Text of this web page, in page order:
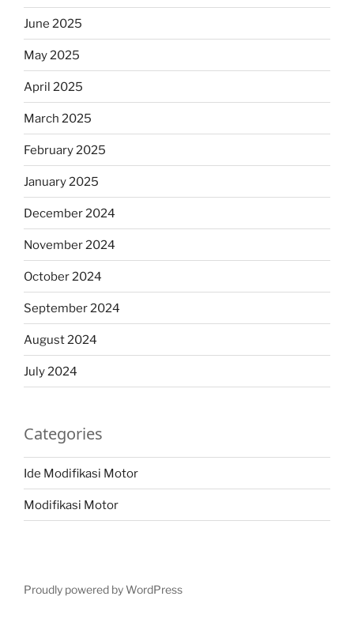
June 2025
May 2025
April 2025
March 2025
February 2025
January 2025
December 2024
November 2024
October 2024
September 2024
August 2024
July 2024
Categories
Ide Modifikasi Motor
Modifikasi Motor
Proudly powered by WordPress